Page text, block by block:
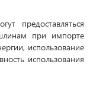
предоставляться
при импорте
использование
использования